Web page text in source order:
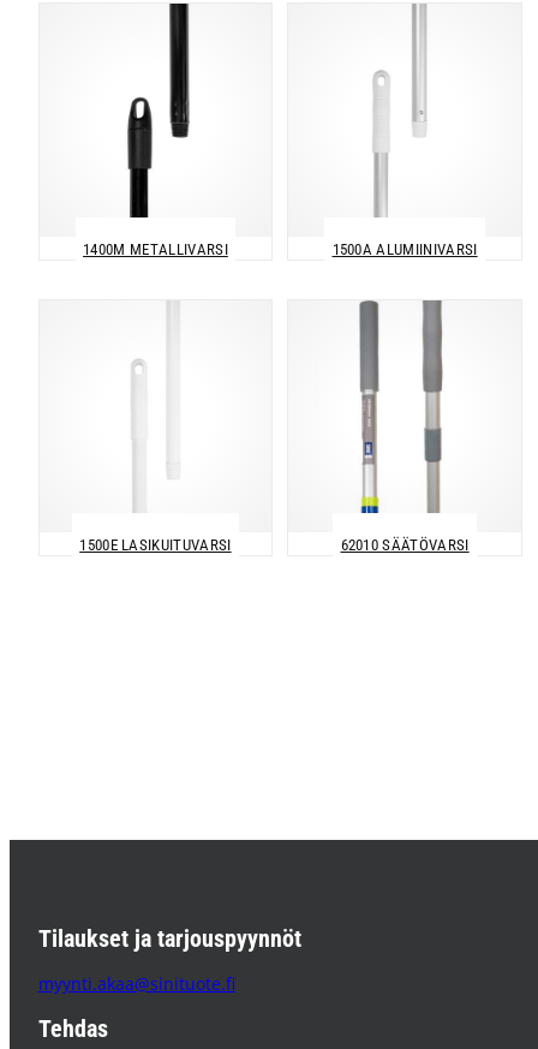
1400M METALLIVARSI 1500A ALUMIINIVARSI
1500E LASIKUITUVARSI 62010 SÄÄTÖVARSI
Tilaukset ja tarjouspyynnöt
myynti.akaa@sinituote.fi
Tehdas